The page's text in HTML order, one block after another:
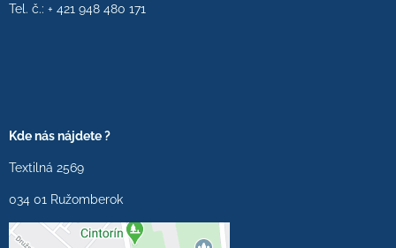
Tel. č.: + 421 948 480 171
Kde nás nájdete ?
Textilná 2569
034 01 Ružomberok